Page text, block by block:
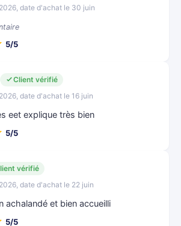
date d'achat le 30 juin
5/5
Client vérifié
date d'achat le 16 juin
eet explique très bien
5/5
vérifié
date d'achat le 22 juin
achalandé et bien accueilli
5/5